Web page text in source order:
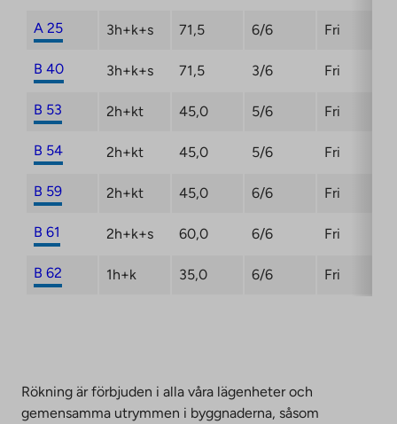
A 25 3h+k+s 71,5 6/6 Fri
B 40 3h+k+s 71,5 3/6 Fri
B 53 2h+kt 45,0 5/6 Fri
B 54 2h+kt 45,0 5/6 Fri
B 59 2h+kt 45,0 6/6 Fri
B 61 2h+k+s 60,0 6/6 Fri
B 62 1h+k 35,0 6/6 Fri
Rökning är förbjuden i alla våra lägenheter och
gemensamma utrymmen i byggnaderna, såsom